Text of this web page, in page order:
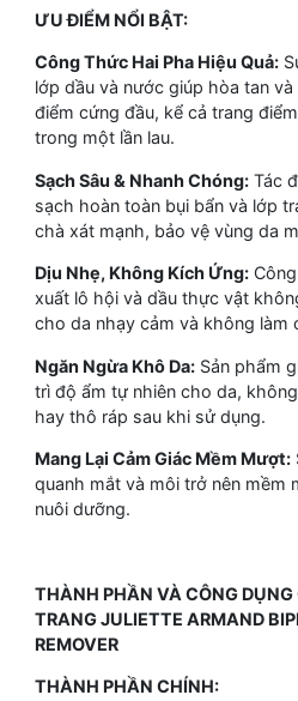
ƯU ĐIỂM NỔI BẬT:
Công Thức Hai Pha Hiệu Quả:
lớp dầu và nước giúp hòa tan
điểm cứng đầu, kể cả trang
trong một lần lau.
Sạch Sâu & Nhanh Chóng: Tác
sạch hoàn toàn bụi bẩn và lớp
chà xát mạnh, bảo vệ vùng da
Dịu Nhẹ, Không Kích Ứng:
xuất lô hội và dầu thực vật
cho da nhạy cảm và không làm
Ngăn Ngừa Khô Da: Sản phẩm
trì độ ẩm tự nhiên cho da,
hay thô ráp sau khi sử dụng.
Mang Lại Cảm Giác Mềm Mượt:
quanh mắt và môi trở nên mềm
nuôi dưỡng.
THÀNH PHẦN VÀ CÔNG
TRANG JULIETTE ARMAND
REMOVER
THÀNH PHẦN CHÍNH: